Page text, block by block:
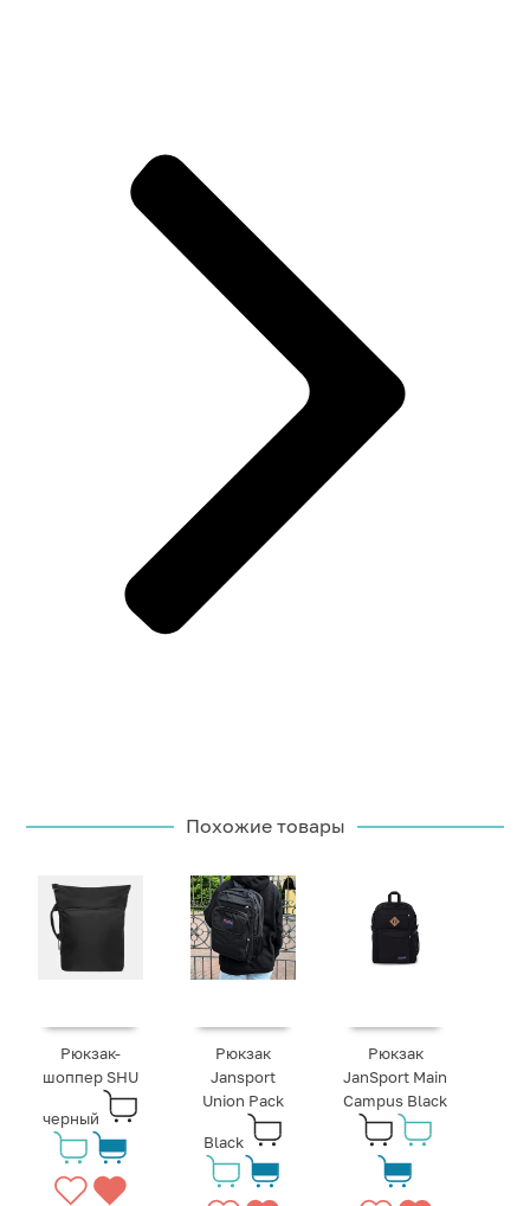
Похожие товары
Рюкзак-
шоппер SHU
черный
Рюкзак
Jansport
Union Pack
Black
Рюкзак
JanSport Main
Campus Black